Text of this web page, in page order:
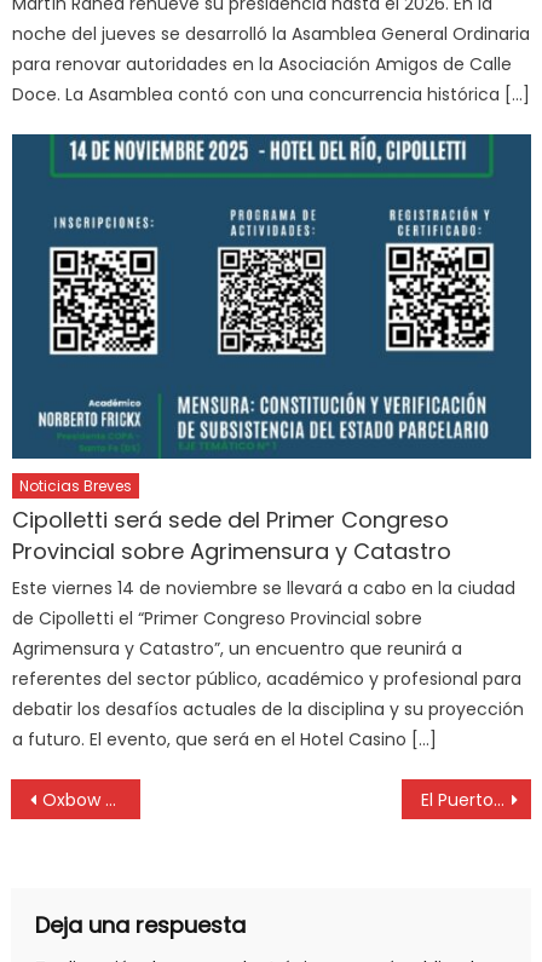
noche del jueves se desarrolló la Asamblea General Ordinaria
para renovar autoridades en la Asociación Amigos de Calle
Doce. La Asamblea contó con una concurrencia histórica […]
Noticias Breves
Cipolletti será sede del Primer Congreso
Provincial sobre Agrimensura y Catastro
Este viernes 14 de noviembre se llevará a cabo en la ciudad
de Cipolletti el “Primer Congreso Provincial sobre
Agrimensura y Catastro”, un encuentro que reunirá a
referentes del sector público, académico y profesional para
debatir los desafíos actuales de la disciplina y su proyección
a futuro. El evento, que será en el Hotel Casino […]
Oxbow Argentina -Planta Copetro- recibió a sus alumnos becados por Fundación Cimientos El Puerto La Plata presente en eventos del sector logístico
Deja una respuesta